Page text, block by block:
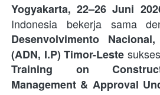
Yogyakarta, 22–26 Juni
Indonesia bekerja sama
Desenvolvimento
(ADN, I.P) Timor-Leste
Training on
Management & Approval